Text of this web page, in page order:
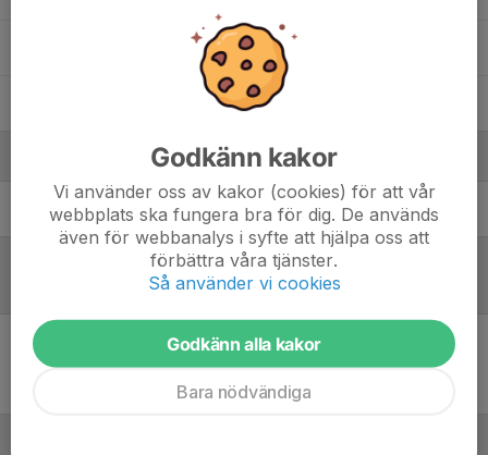
Ulrika MattssonLagledare
Inget referat skrivet
Godkänn kakor
Vi använder oss av kakor (cookies) för att vår
webbplats ska fungera bra för dig. De används
även för webbanalys i syfte att hjälpa oss att
förbättra våra tjänster.
Så använder vi cookies
Godkänn alla kakor
Bara nödvändiga